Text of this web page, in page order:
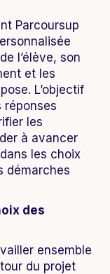
Parcoursup
l’élève, son
et les
L’objectif
réponses
les
à avancer
les choix
démarches
des
ensemble
du projet